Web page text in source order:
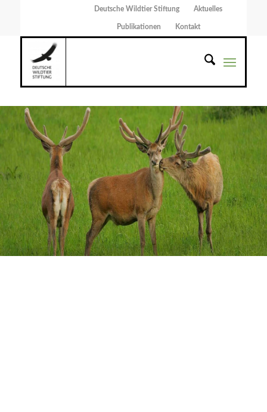
Deutsche Wildtier Stiftung Aktuelles
Publikationen Kontakt